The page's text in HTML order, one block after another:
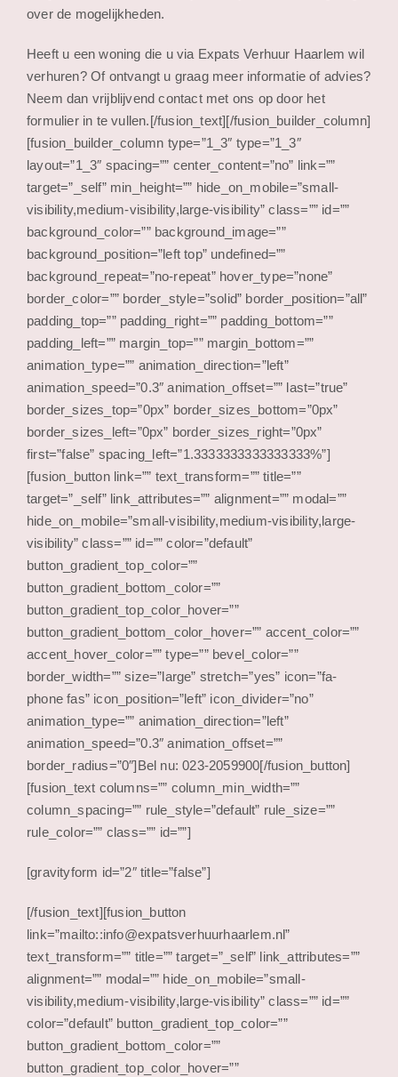
over de mogelijkheden.
Heeft u een woning die u via Expats Verhuur Haarlem wil
verhuren? Of ontvangt u graag meer informatie of advies?
Neem dan vrijblijvend contact met ons op door het
formulier in te vullen.[/fusion_text][/fusion_builder_column]
[fusion_builder_column type=”1_3″ type=”1_3″
layout=”1_3″ spacing=”” center_content=”no” link=””
target=”_self” min_height=”” hide_on_mobile=”small-
visibility,medium-visibility,large-visibility” class=”” id=””
background_color=”” background_image=””
background_position=”left top” undefined=””
background_repeat=”no-repeat” hover_type=”none”
border_color=”” border_style=”solid” border_position=”all”
padding_top=”” padding_right=”” padding_bottom=””
padding_left=”” margin_top=”” margin_bottom=””
animation_type=”” animation_direction=”left”
animation_speed=”0.3″ animation_offset=”” last=”true”
border_sizes_top=”0px” border_sizes_bottom=”0px”
border_sizes_left=”0px” border_sizes_right=”0px”
first=”false” spacing_left=”1.3333333333333333%”]
[fusion_button link=”” text_transform=”” title=””
target=”_self” link_attributes=”” alignment=”” modal=””
hide_on_mobile=”small-visibility,medium-visibility,large-
visibility” class=”” id=”” color=”default”
button_gradient_top_color=””
button_gradient_bottom_color=””
button_gradient_top_color_hover=””
button_gradient_bottom_color_hover=”” accent_color=””
accent_hover_color=”” type=”” bevel_color=””
border_width=”” size=”large” stretch=”yes” icon=”fa-
phone fas” icon_position=”left” icon_divider=”no”
animation_type=”” animation_direction=”left”
animation_speed=”0.3″ animation_offset=””
border_radius=”0″]Bel nu: 023-2059900[/fusion_button]
[fusion_text columns=”” column_min_width=””
column_spacing=”” rule_style=”default” rule_size=””
rule_color=”” class=”” id=””]
[gravityform id=”2″ title=”false”]
[/fusion_text][fusion_button
link=”mailto::info@expatsverhuurhaarlem.nl”
text_transform=”” title=”” target=”_self” link_attributes=””
alignment=”” modal=”” hide_on_mobile=”small-
visibility,medium-visibility,large-visibility” class=”” id=””
color=”default” button_gradient_top_color=””
button_gradient_bottom_color=””
button_gradient_top_color_hover=””